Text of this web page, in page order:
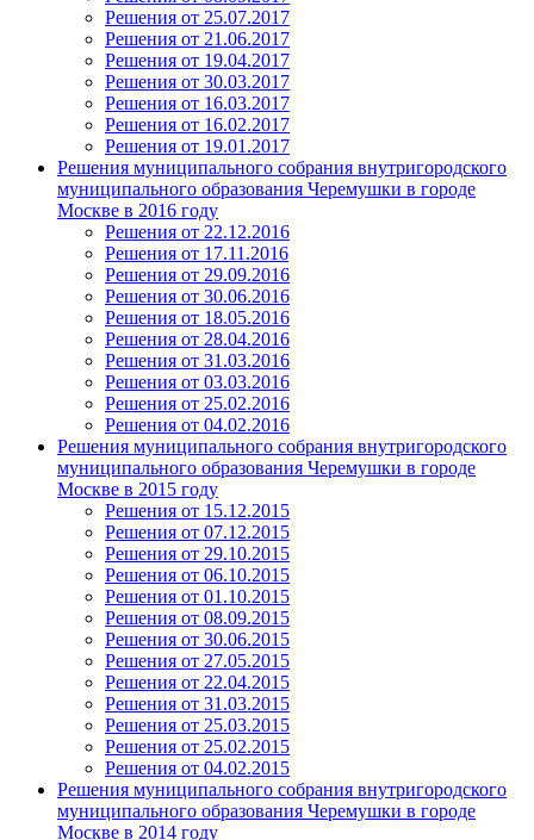
Решения от 25.07.2017
Решения от 21.06.2017
Решения от 19.04.2017
Решения от 30.03.2017
Решения от 16.03.2017
Решения от 16.02.2017
Решения от 19.01.2017
Решения муниципального собрания внутригородского
муниципального образования Черемушки в городе
Москве в 2016 году
Решения от 22.12.2016
Решения от 17.11.2016
Решения от 29.09.2016
Решения от 30.06.2016
Решения от 18.05.2016
Решения от 28.04.2016
Решения от 31.03.2016
Решения от 03.03.2016
Решения от 25.02.2016
Решения от 04.02.2016
Решения муниципального собрания внутригородского
муниципального образования Черемушки в городе
Москве в 2015 году
Решения от 15.12.2015
Решения от 07.12.2015
Решения от 29.10.2015
Решения от 06.10.2015
Решения от 01.10.2015
Решения от 08.09.2015
Решения от 30.06.2015
Решения от 27.05.2015
Решения от 22.04.2015
Решения от 31.03.2015
Решения от 25.03.2015
Решения от 25.02.2015
Решения от 04.02.2015
Решения муниципального собрания внутригородского
муниципального образования Черемушки в городе
Москве в 2014 году